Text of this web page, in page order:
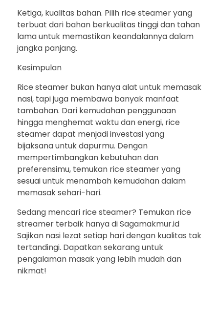
Ketiga, kualitas bahan. Pilih rice steamer yang
terbuat dari bahan berkualitas tinggi dan tahan
lama untuk memastikan keandalannya dalam
jangka panjang.
Kesimpulan
Rice steamer bukan hanya alat untuk memasak
nasi, tapi juga membawa banyak manfaat
tambahan. Dari kemudahan penggunaan
hingga menghemat waktu dan energi, rice
steamer dapat menjadi investasi yang
bijaksana untuk dapurmu. Dengan
mempertimbangkan kebutuhan dan
preferensimu, temukan rice steamer yang
sesuai untuk menambah kemudahan dalam
memasak sehari-hari.
Sedang mencari rice steamer? Temukan rice
streamer terbaik hanya di Sagamakmur.id
Sajikan nasi lezat setiap hari dengan kualitas tak
tertandingi. Dapatkan sekarang untuk
pengalaman masak yang lebih mudah dan
nikmat!